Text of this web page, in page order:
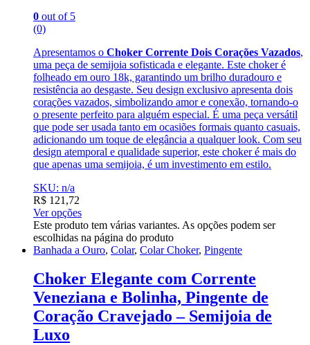
0 out of 5
(0)
Apresentamos o Choker Corrente Dois Corações Vazados,
uma peça de semijoia sofisticada e elegante. Este choker é
folheado em ouro 18k, garantindo um brilho duradouro e
resistência ao desgaste. Seu design exclusivo apresenta dois
corações vazados, simbolizando amor e conexão, tornando-o
o presente perfeito para alguém especial. É uma peça versátil
que pode ser usada tanto em ocasiões formais quanto casuais,
adicionando um toque de elegância a qualquer look. Com seu
design atemporal e qualidade superior, este choker é mais do
que apenas uma semijoia, é um investimento em estilo.
SKU: n/a
R$ 121,72
Ver opções
Este produto tem várias variantes. As opções podem ser
escolhidas na página do produto
Banhada a Ouro, Colar, Colar Choker, Pingente
Choker Elegante com Corrente
Veneziana e Bolinha, Pingente de
Coração Cravejado – Semijoia de
Luxo